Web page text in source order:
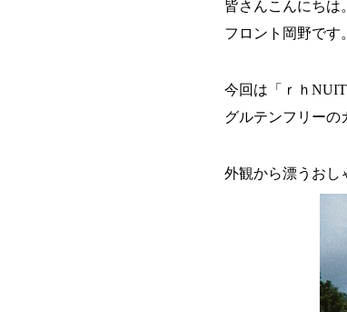
皆さんこんにちは。
フロント岡野です。
今回は「ｒｈ
グルテンフリーの
外観から漂うお